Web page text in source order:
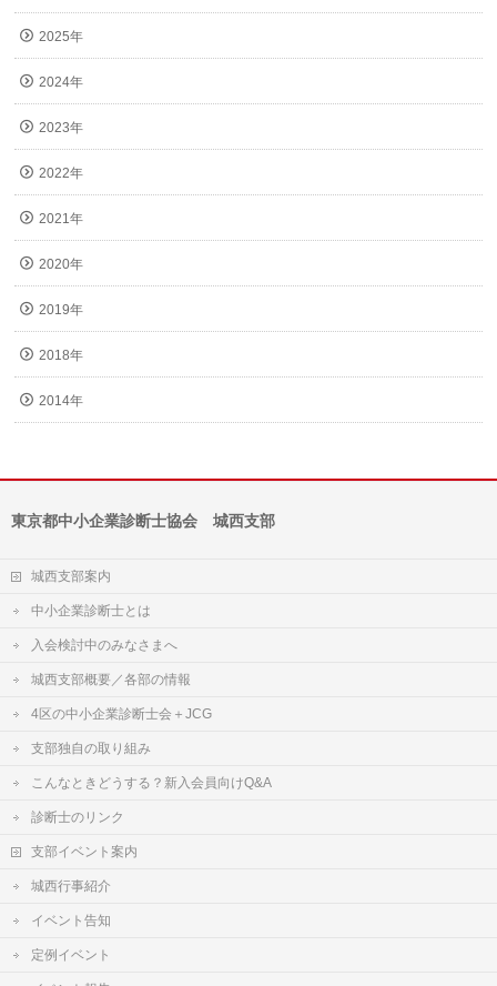
2025年
2024年
2023年
2022年
2021年
2020年
2019年
2018年
2014年
東京都中小企業診断士協会 城西支部
城西支部案内
中小企業診断士とは
入会検討中のみなさまへ
城西支部概要／各部の情報
4区の中小企業診断士会＋JCG
支部独自の取り組み
こんなときどうする？新入会員向けQ&A
診断士のリンク
支部イベント案内
城西行事紹介
イベント告知
定例イベント